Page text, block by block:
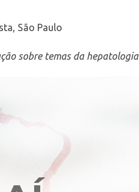
São Paulo
sobre temas da hepatologia